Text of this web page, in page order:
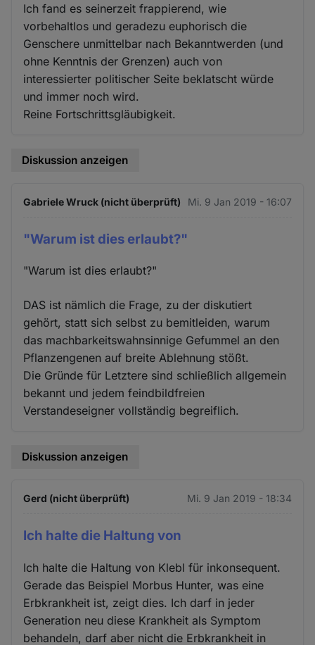
Ich fand es seinerzeit frappierend, wie
vorbehaltlos und geradezu euphorisch die
Genschere unmittelbar nach Bekanntwerden (und
ohne Kenntnis der Grenzen) auch von
interessierter politischer Seite beklatscht würde
und immer noch wird.
Reine Fortschrittsgläubigkeit.
Diskussion anzeigen
Gabriele Wruck (nicht überprüft) Mi. 9 Jan 2019 - 16:07
"Warum ist dies erlaubt?"
"Warum ist dies erlaubt?"
DAS ist nämlich die Frage, zu der diskutiert
gehört, statt sich selbst zu bemitleiden, warum
das machbarkeitswahnsinnige Gefummel an den
Pflanzengenen auf breite Ablehnung stößt.
Die Gründe für Letztere sind schließlich allgemein
bekannt und jedem feindbildfreien
Verstandeseigner vollständig begreiflich.
Diskussion anzeigen
Gerd (nicht überprüft) Mi. 9 Jan 2019 - 18:34
Ich halte die Haltung von
Ich halte die Haltung von Klebl für inkonsequent.
Gerade das Beispiel Morbus Hunter, was eine
Erbkrankheit ist, zeigt dies. Ich darf in jeder
Generation neu diese Krankheit als Symptom
behandeln, darf aber nicht die Erbkrankheit in